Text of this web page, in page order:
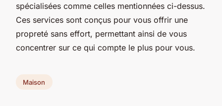
spécialisées comme celles mentionnées ci-dessus.
Ces services sont conçus pour vous offrir une
propreté sans effort, permettant ainsi de vous
concentrer sur ce qui compte le plus pour vous.
Maison